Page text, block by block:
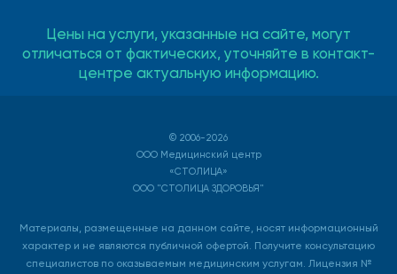
Цены на услуги, указанные на сайте, могут
отличаться от фактических, уточняйте в контакт-
центре актуальную информацию.
© 2006-2026
ООО Медицинский центр
«СТОЛИЦА»
ООО "СТОЛИЦА ЗДОРОВЬЯ"
Материалы, размещенные на данном сайте, носят информационный
характер и не являются публичной офертой. Получите консультацию
специалистов по оказываемым медицинским услугам. Лицензия №